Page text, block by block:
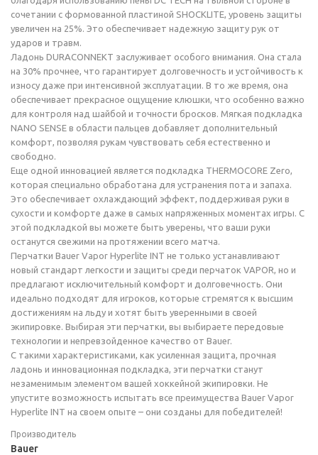
сочетании с формованной пластиной SHOCKLITE, уровень защиты
увеличен на 25%. Это обеспечивает надежную защиту рук от
ударов и травм.
Ладонь DURACONNEKT заслуживает особого внимания. Она стала
на 30% прочнее, что гарантирует долговечность и устойчивость к
износу даже при интенсивной эксплуатации. В то же время, она
обеспечивает прекрасное ощущение клюшки, что особенно важно
для контроля над шайбой и точности бросков. Мягкая подкладка
NANO SENSE в области пальцев добавляет дополнительный
комфорт, позволяя рукам чувствовать себя естественно и
свободно.
Еще одной инновацией является подкладка THERMOCORE Zero,
которая специально обработана для устранения пота и запаха.
Это обеспечивает охлаждающий эффект, поддерживая руки в
сухости и комфорте даже в самых напряженных моментах игры. С
этой подкладкой вы можете быть уверены, что ваши руки
останутся свежими на протяжении всего матча.
Перчатки Bauer Vapor Hyperlite INT не только устанавливают
новый стандарт легкости и защиты среди перчаток VAPOR, но и
предлагают исключительный комфорт и долговечность. Они
идеально подходят для игроков, которые стремятся к высшим
достижениям на льду и хотят быть уверенными в своей
экипировке. Выбирая эти перчатки, вы выбираете передовые
технологии и непревзойденное качество от Bauer.
С такими характеристиками, как усиленная защита, прочная
ладонь и инновационная подкладка, эти перчатки станут
незаменимым элементом вашей хоккейной экипировки. Не
упустите возможность испытать все преимущества Bauer Vapor
Hyperlite INT на своем опыте – они созданы для победителей!
Производитель
Bauer